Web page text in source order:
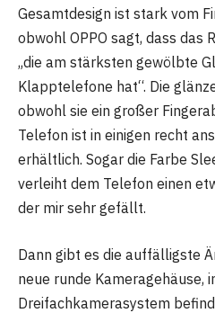
Gesamtdesign ist stark vom
obwohl OPPO sagt, dass das
„die am stärksten gewölbte
Klapptelefone hat“. Die
obwohl sie ein großer
Telefon ist in einigen recht
erhältlich. Sogar die Farbe
verleiht dem Telefon einen
der mir sehr gefällt.
Dann gibt es die auffälligste
neue runde Kameragehäuse,
Dreifachkamerasystem